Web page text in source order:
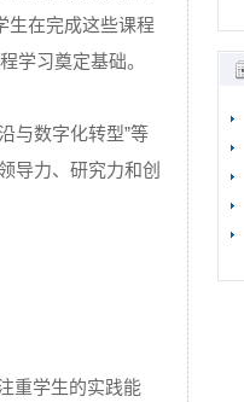
生在完成这些课程
学习奠定基础。
与数字化转型”等
导力、研究力和创
重学生的实践能